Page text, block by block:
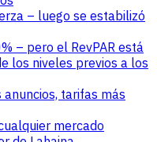
– luego se estabilizó
– pero el RevPAR está
los niveles previos a los
anuncios, tarifas más
mercado